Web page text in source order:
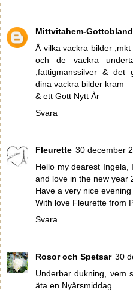
Mittvitahem-
Å vilka vackra bilder
och de vackra
,fattigmanssilver & det
dina vackra bilder kram
& ett Gott Nytt År
Svara
Fleurette 30 december
Hello my dearest Ingela,
and love in the new year
Have a very nice evening
With love Fleurette from
Svara
Rosor och Spetsar 30
Underbar dukning, vem
äta en Nyårsmiddag.